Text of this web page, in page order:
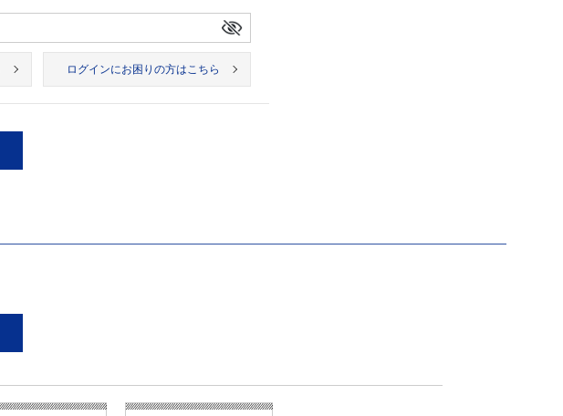
ログインにお困りの方はこちら